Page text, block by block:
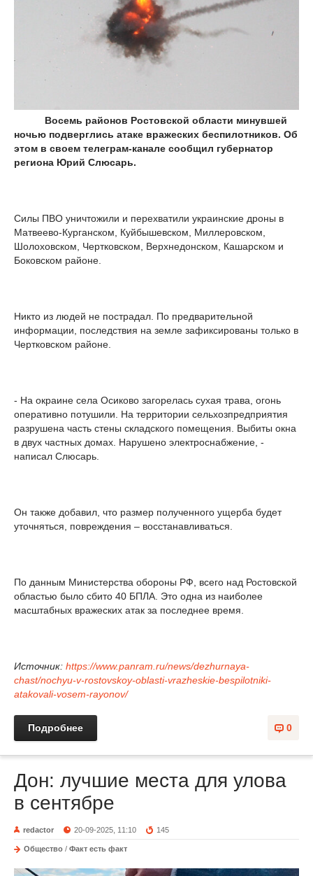
Восемь районов Ростовской области минувшей
ночью подверглись атаке вражеских беспилотников. Об
этом в своем телеграм-канале сообщил губернатор
региона Юрий Слюсарь.
Силы ПВО уничтожили и перехватили украинские дроны в
Матвеево-Курганском, Куйбышевском, Миллеровском,
Шолоховском, Чертковском, Верхнедонском, Кашарском и
Боковском районе.
Никто из людей не пострадал. По предварительной
информации, последствия на земле зафиксированы только в
Чертковском районе.
- На окраине села Осиково загорелась сухая трава, огонь
оперативно потушили. На территории сельхозпредприятия
разрушена часть стены складского помещения. Выбиты окна
в двух частных домах. Нарушено электроснабжение, -
написал Слюсарь.
Он также добавил, что размер полученного ущерба будет
уточняться, повреждения – восстанавливаться.
По данным Министерства обороны РФ, всего над Ростовской
областью было сбито 40 БПЛА. Это одна из наиболее
масштабных вражеских атак за последнее время.
Источник: https://www.panram.ru/news/dezhurnaya-
chast/nochyu-v-rostovskoy-oblasti-vrazheskie-bespilotniki-
atakovali-vosem-rayonov/
0
Подробнее
Дон: лучшие места для улова
в сентябре
redactor 20-09-2025, 11:10 145
Общество / Факт есть факт